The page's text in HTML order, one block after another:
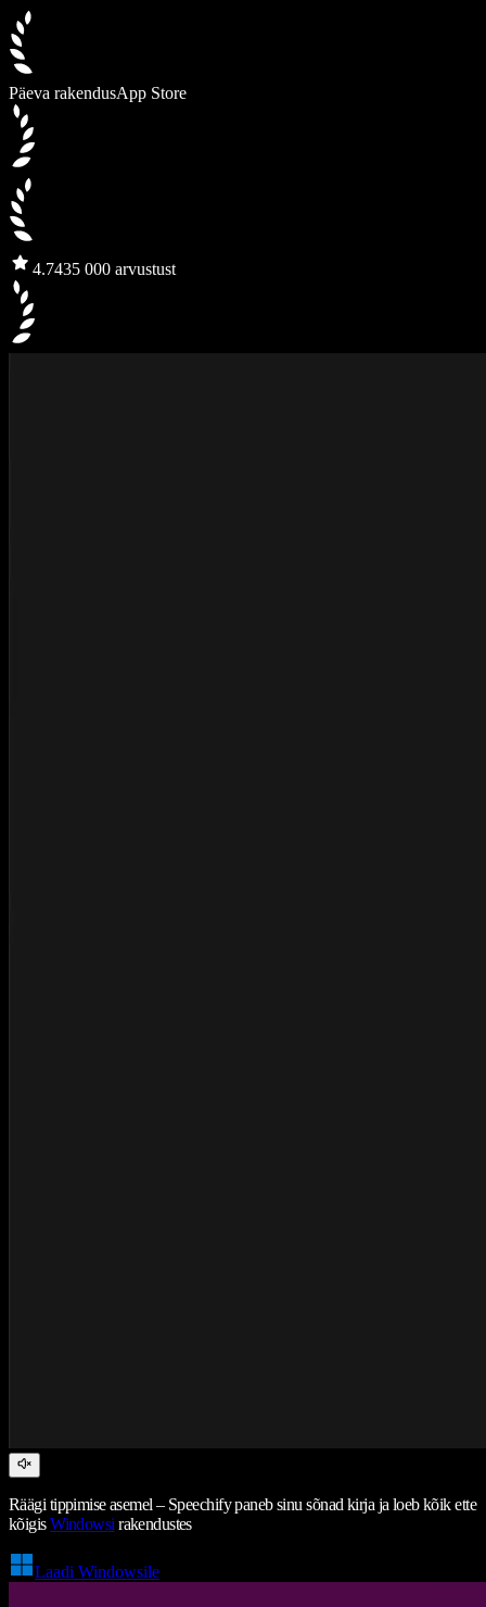
Päeva rakendusApp Store
4.7435 000 arvustust
Räägi tippimise asemel – Speechify paneb sinu sõnad kirja ja loeb kõik ette
kõigisWindowsi rakendustes
Laadi Windowsile